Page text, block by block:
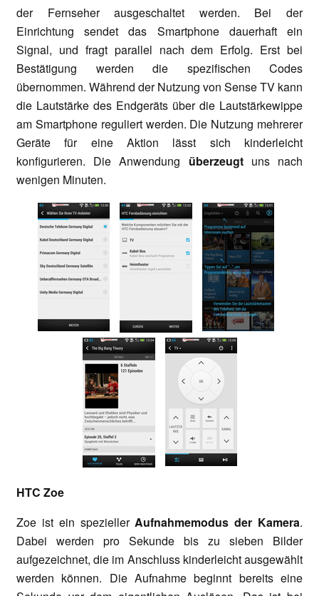
der Fernseher ausgeschaltet werden. Bei der
Einrichtung sendet das Smartphone dauerhaft ein
Signal, und fragt parallel nach dem Erfolg. Erst bei
Bestätigung werden die spezifischen Codes
übernommen. Während der Nutzung von Sense TV kann
die Lautstärke des Endgeräts über die Lautstärkewippe
am Smartphone reguliert werden. Die Nutzung mehrerer
Geräte für eine Aktion lässt sich kinderleicht
konfigurieren. Die Anwendung überzeugt uns nach
wenigen Minuten.
HTC Zoe
Zoe ist ein speziellerAufnahmemodus der Kamera.
Dabei werden pro Sekunde bis zu sieben Bilder
aufgezeichnet, die im Anschluss kinderleicht ausgewählt
werden können. Die Aufnahme beginnt bereits eine